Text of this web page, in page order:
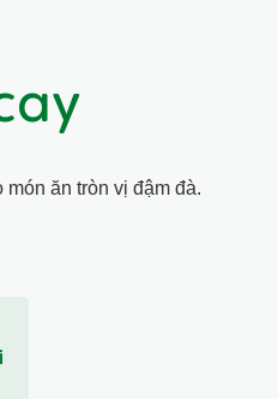
ăn tròn vị đậm đà.